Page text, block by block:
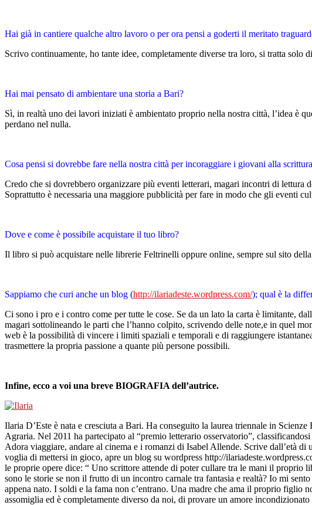
Hai già in cantiere qualche altro lavoro o per ora pensi a goderti il meritato
Scrivo continuamente, ho tante idee, completamente diverse tra loro, si tratta
Hai mai pensato di ambientare una storia a Bari?
Sì, in realtà uno dei lavori iniziati è ambientato proprio nella nostra città, l’idea è
perdano nel nulla.
Cosa pensi si dovrebbe fare nella nostra città per incoraggiare i giovani alla
Credo che si dovrebbero organizzare più eventi letterari, magari incontri di lettura
Soprattutto è necessaria una maggiore pubblicità per fare in modo che gli eventi
Dove e come è possibile acquistare il tuo libro?
Il libro si può acquistare nelle librerie Feltrinelli oppure online, sempre sul sito
Sappiamo che curi anche un blog (http://ilariadeste.wordpress.com/); qual è la
Ci sono i pro e i contro come per tutte le cose. Se da un lato la carta è limitante,
magari sottolineando le parti che l’hanno colpito, scrivendo delle note,e in quel
web è la possibilità di vincere i limiti spaziali e temporali e di raggiungere
trasmettere la propria passione a quante più persone possibili.
Infine, ecco a voi una breve BIOGRAFIA dell’autrice.
Ilaria D’Este è nata e cresciuta a Bari. Ha conseguito la laurea triennale in
Agraria. Nel 2011 ha partecipato al “premio letterario osservatorio”,
Adora viaggiare, andare al cinema e i romanzi di Isabel Allende. Scrive dall’età
voglia di mettersi in gioco, apre un blog su wordpress http://
le proprie opere dice: “ Uno scrittore attende di poter cullare tra le mani il proprio
sono le storie se non il frutto di un incontro carnale tra fantasia e realtà? Io mi
appena nato. I soldi e la fama non c’entrano. Una madre che ama il proprio figlio
assomiglia ed è completamente diverso da noi, di provare un amore